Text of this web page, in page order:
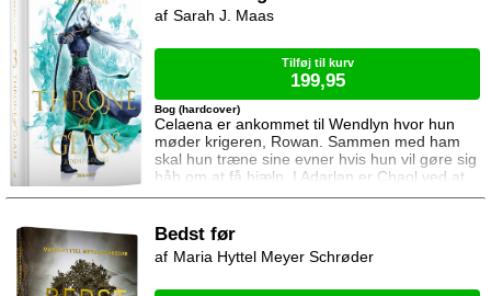
Døden kan helt sikkert ikke spille fodbold. Jo
jo, fodbold er en holdsport, så Døden er nødt
Celaena er ankommet til Wendlyn hvor hun
møder krigeren, Rowan. Sammen med ham
skal hun træne sine evner hvis hun vil gøre sig
håb om at få hjælp. I Adarlan er Chaol ved at
finde sin efterfølger. Han er dog slet ikke klar
som han nu prøver at beskytte mere end før.
Dorian har lagt afstand til Chaol siden Chaol
opdagede hans magi. Han prøver at
Bog (hardcover)
Sarah J. Maas
Tilføj til kurv
199,95
Bedst før
Maria Hyttel Meyer Schrøder